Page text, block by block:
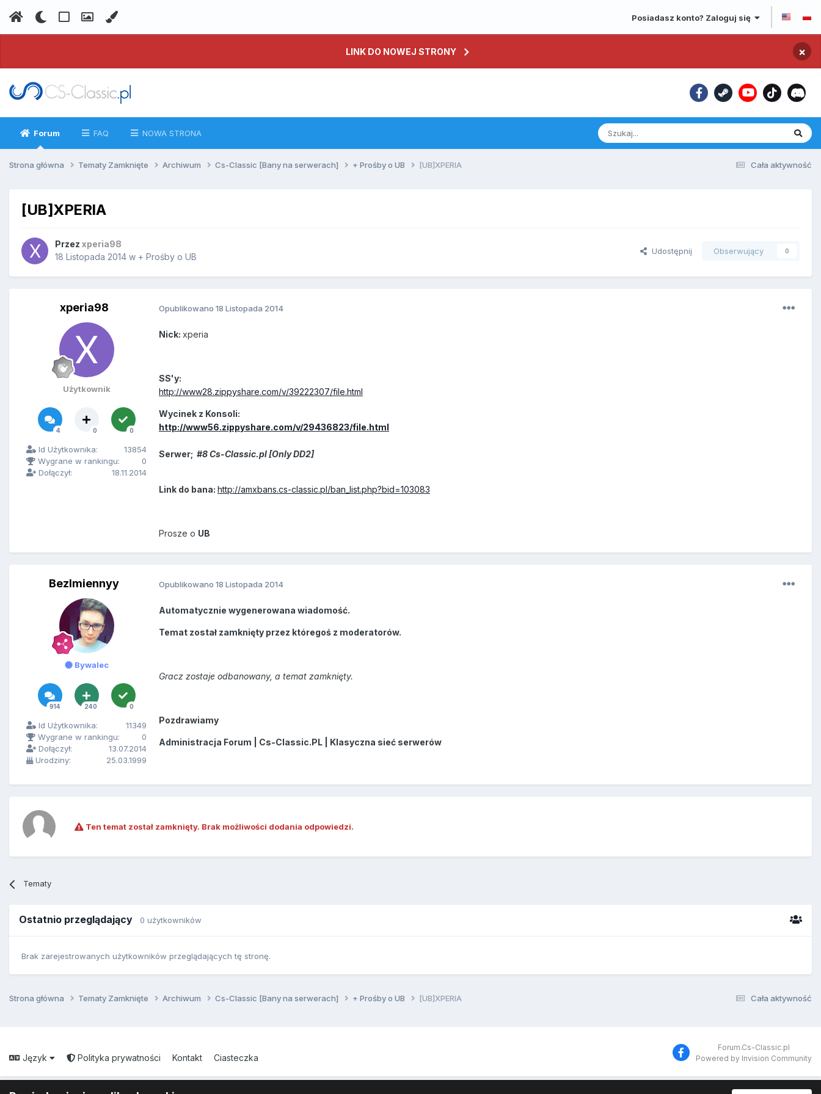
Posiadasz konto? Zaloguj się
LINK DO NOWEJ STRONY ×
Forum FAQ NOWA STRONA
Cała aktywność
Strona główna Tematy Zamknięte Archiwum Cs-Classic [Bany na serwerach] + Prośby o UB [UB]XPERIA
[UB]XPERIA
Przez xperia98
18 Listopada 2014 w + Prośby o UB
Udostępnij Obserwujący 0
xperia98
Użytkownik
4 0 0
Id Użytkownika:
13854
Wygrane w rankingu:
0
Dołączył:
18.11.2014
Opublikowano 18 Listopada 2014
Nick: xperia
SS'y:
http://www28.zippyshare.com/v/39222307/file.html
Wycinek z Konsoli:
http://www56.zippyshare.com/v/29436823/file.html
Serwer; #8 Cs-Classic.pl [Only DD2]
Link do bana: http://amxbans.cs-classic.pl/ban_list.php?bid=103083
Prosze o UB
BezImiennyy
Bywalec
914 240 0
Id Użytkownika:
11349
Wygrane w rankingu:
0
Dołączył:
13.07.2014
Urodziny:
25.03.1999
Opublikowano 18 Listopada 2014
Automatycznie wygenerowana wiadomość.
Temat został zamknięty przez któregoś z moderatorów.
Gracz zostaje odbanowany, a temat zamknięty.
Pozdrawiamy
Administracja Forum | Cs-Classic.PL | Klasyczna sieć serwerów
Ten temat został zamknięty. Brak możliwości dodania odpowiedzi.
Tematy
Ostatnio przeglądający 0 użytkowników
Brak zarejestrowanych użytkowników przeglądających tę stronę.
Cała aktywność
Strona główna Tematy Zamknięte Archiwum Cs-Classic [Bany na serwerach] + Prośby o UB [UB]XPERIA
Język Polityka prywatności Kontakt Ciasteczka
Forum.Cs-Classic.pl
Powered by Invision Community